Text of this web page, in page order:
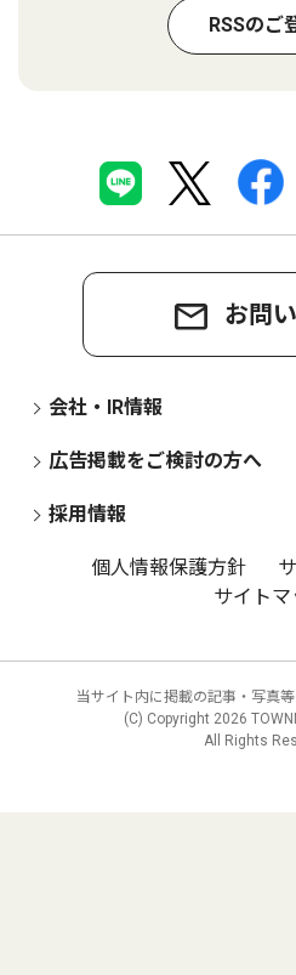
RSSのご
お問
会社・IR情報
広告掲載をご検討の方へ
採用情報
個人情報保護方針
サイトマ
当サイト内に掲載の記事・写真
(C) Copyright 2026
All Rights